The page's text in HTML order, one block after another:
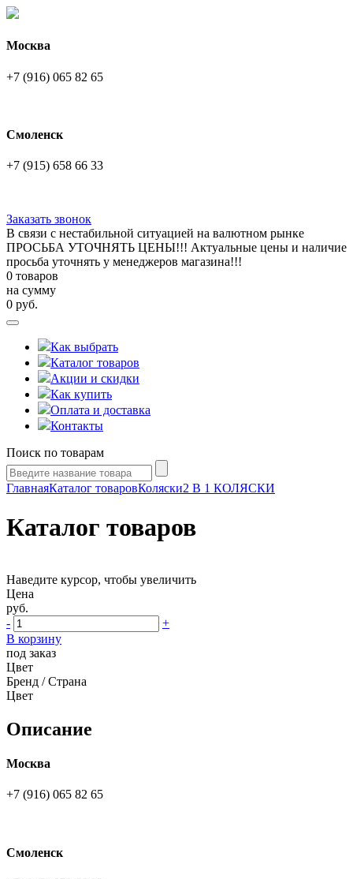
Москва
+7 (916) 065 82 65
Смоленск
+7 (915) 658 66 33
Заказать звонок
В связи с нестабильной ситуацией на валютном рынке
ПРОСЬБА УТОЧНЯТЬ ЦЕНЫ!!! Актуальные цены и наличие
просьба уточнять у менеджеров магазина!!!
0 товаров
на сумму
0 руб.
Как выбрать
Каталог товаров
Акции и скидки
Как купить
Оплата и доставка
Контакты
Поиск по товарам
ГлавнаяКаталог товаровКоляски2 В 1 КОЛЯСКИ
Каталог товаров
Наведите курсор, чтобы увеличить
Цена
руб.
-
+
В корзину
под заказ
Цвет
Бренд / Страна
Цвет
Описание
Москва
+7 (916) 065 82 65
Смоленск